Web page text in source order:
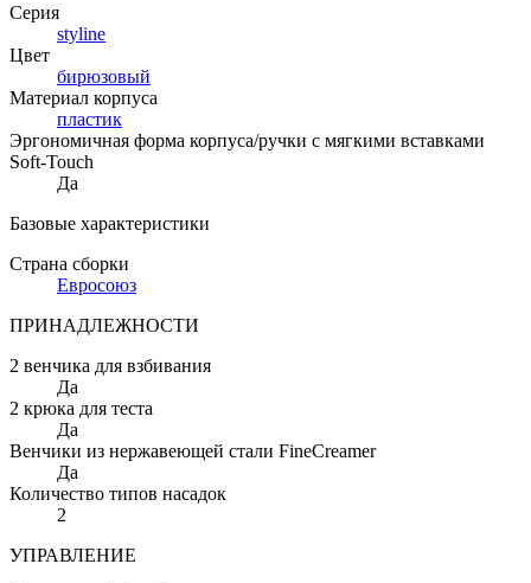
Серия
styline
Цвет
бирюзовый
Материал корпуса
пластик
Эргономичная форма корпуса/ручки с мягкими вставками
Soft-Touch
Да
Базовые характеристики
Страна сборки
Евросоюз
ПРИНАДЛЕЖНОСТИ
2 венчика для взбивания
Да
2 крюка для теста
Да
Венчики из нержавеющей стали FineCreamer
Да
Количество типов насадок
2
УПРАВЛЕНИЕ